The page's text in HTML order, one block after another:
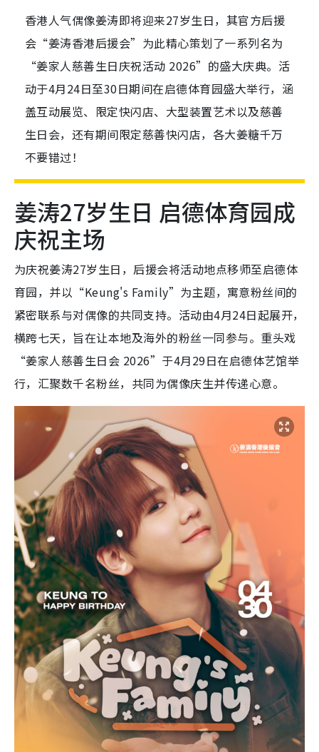
香港人气偶像姜涛即将迎来27岁生日，其官方后援
会“姜涛香港后援会”为此精心策划了一系列名为
“姜家人慈善生日庆祝活动 2026”的盛大庆典。活
动于4月24日至30日期间在启德体育园盛大举行，涵
盖互动展览、限定快闪店、大型装置艺术以及慈善
生日会，还有期间限定慈善快闪店，各大姜糖千万
不要错过！
姜涛27岁生日 启德体育园成
庆祝主场
为庆祝姜涛27岁生日，后援会将活动地点移师至启德体
育园，并以“Keung's Family”为主题，寓意粉丝间的
紧密联系与对偶像的共同支持。活动由4月24日起展开，
横跨七天，旨在让本地及海外的粉丝一同参与。重头戏
“姜家人慈善生日会 2026”于4月29日在启德体艺馆举
行，汇聚数千名粉丝，共同为偶像庆生并传递心意。